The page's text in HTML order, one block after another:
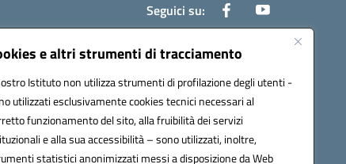
e altri strumenti di tracciamento
Istituto non utilizza strumenti di profilazione degli utenti -
utilizzati esclusivamente cookies tecnici necessari al
funzionamento del sito, alla fruibilità dei servizi
e alla sua accessibilità – sono utilizzati, inoltre,
statistici anonimizzati messi a disposizione da Web
Seguici su: